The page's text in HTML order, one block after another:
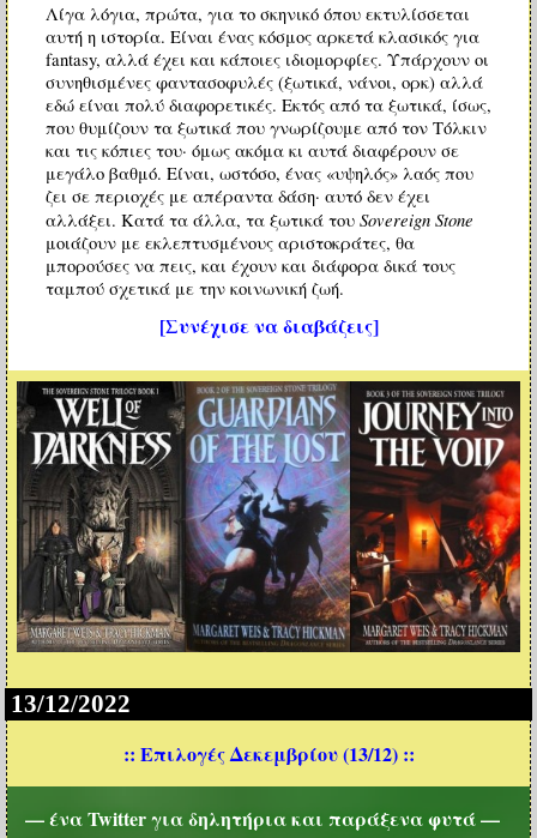
Λίγα λόγια, πρώτα, για το σκηνικό όπου εκτυλίσσεται
αυτή η ιστορία. Είναι ένας κόσμος αρκετά κλασικός για
fantasy, αλλά έχει και κάποιες ιδιομορφίες. Υπάρχουν οι
συνηθισμένες φαντασοφυλές (ξωτικά, νάνοι, ορκ) αλλά
εδώ είναι πολύ διαφορετικές. Εκτός από τα ξωτικά, ίσως,
που θυμίζουν τα ξωτικά που γνωρίζουμε από τον Τόλκιν
και τις κόπιες του· όμως ακόμα κι αυτά διαφέρουν σε
μεγάλο βαθμό. Είναι, ωστόσο, ένας «υψηλός» λαός που
ζει σε περιοχές με απέραντα δάση· αυτό δεν έχει
αλλάξει. Κατά τα άλλα, τα ξωτικά του Sovereign Stone
μοιάζουν με εκλεπτυσμένους αριστοκράτες, θα
μπορούσες να πεις, και έχουν και διάφορα δικά τους
ταμπού σχετικά με την κοινωνική ζωή.
[Συνέχισε να διαβάζεις]
13/12/2022
:: Επιλογές Δεκεμβρίου (13/12) ::
— ένα Twitter για δηλητήρια και παράξενα φυτά —